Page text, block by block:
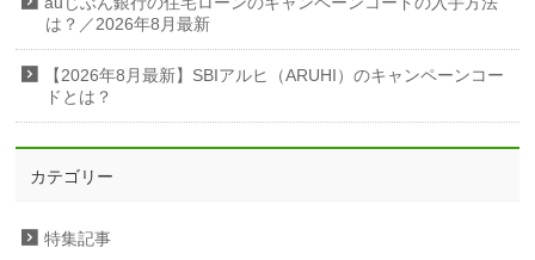
は？／2026年8月最新
【2026年8月最新】SBIアルヒ（ARUHI）のキャンペーンコー
ドとは？
カテゴリー
特集記事